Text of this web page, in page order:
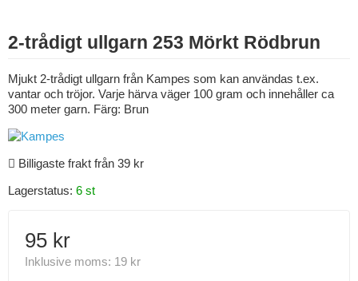
2-trådigt ullgarn 253 Mörkt Rödbrun
Mjukt 2-trådigt ullgarn från Kampes som kan användas t.ex.
vantar och tröjor. Varje härva väger 100 gram och innehåller ca
300 meter garn. Färg: Brun
Billigaste frakt från 39 kr
Lagerstatus: 6 st
95 kr
Inklusive moms: 19 kr